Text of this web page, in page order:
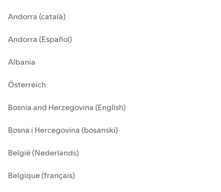
Andorra (català)
Andorra (Español)
Albania
Österreich
Bosnia and Herzegovina (English)
Bosna i Hercegovina (bosanski)
België (Nederlands)
Belgique (français)